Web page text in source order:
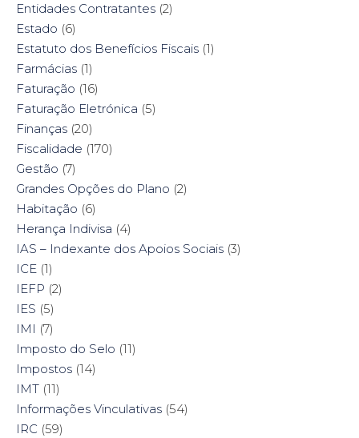
Entidades Contratantes (2)
Estado (6)
Estatuto dos Benefícios Fiscais (1)
Farmácias (1)
Faturação (16)
Faturação Eletrónica (5)
Finanças (20)
Fiscalidade (170)
Gestão (7)
Grandes Opções do Plano (2)
Habitação (6)
Herança Indivisa (4)
IAS – Indexante dos Apoios Sociais (3)
ICE (1)
IEFP (2)
IES (5)
IMI (7)
Imposto do Selo (11)
Impostos (14)
IMT (11)
Informações Vinculativas (54)
IRC (59)